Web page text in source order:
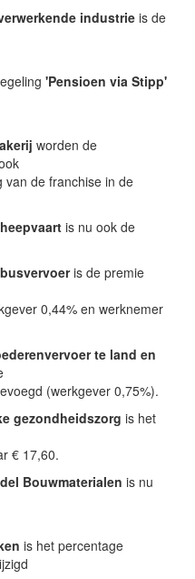
industrieis de
'Pensioen via Stipp'
worden de
van de franchise in de
is nu ook de
is de premie
0,44% en werknemer
te land en
(werkgever 0,75%).
gezondheidszorg is het
€ 17,60.
Bouwmaterialen is nu
is het percentage